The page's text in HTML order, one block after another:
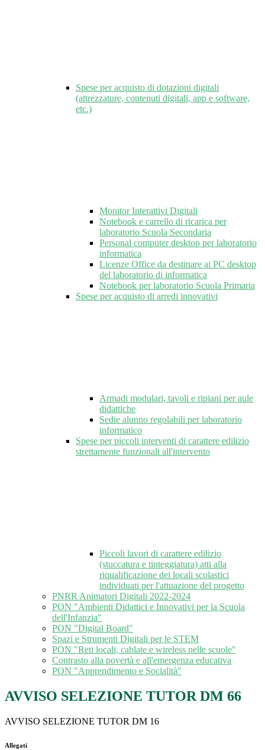
Spese per acquisto di dotazioni digitali
(attrezzature, contenuti digitali, app e software,
etc.)
Monitor Interattivi Digitali
Notebook e carrello di ricarica per
laboratorio Scuola Secondaria
Personal computer desktop per laboratorio
informatica
Licenze Office da destinare ai PC desktop
del laboratorio di informatica
Notebook per laboratorio Scuola Primaria
Spese per acquisto di arredi innovativi
Armadi modulari, tavoli e ripiani per aule
didattiche
Sedie alunno regolabili per laboratorio
informatico
Spese per piccoli interventi di carattere edilizio
strettamente funzionali all'intervento
Piccoli lavori di carattere edilizio
(stuccatura e tinteggiatura) atti alla
riqualificazione dei locali scolastici
individuati per l'attuazione del progetto
PNRR Animatori Digitali 2022-2024
PON "Ambienti Didattici e Innovativi per la Scuola
dell'Infanzia"
PON "Digital Board"
Spazi e Strumenti Digitali per le STEM
PON "Reti locali, cablate e wireless nelle scuole"
Contrasto alla povertà e all'emergenza educativa
PON "Apprendimento e Socialità"
AVVISO SELEZIONE TUTOR DM 66
AVVISO SELEZIONE TUTOR DM 16
Allegati